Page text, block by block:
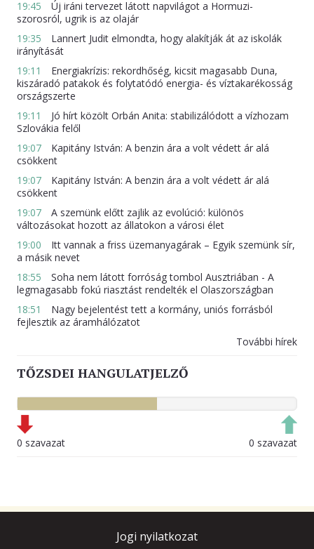
19:45
Új iráni tervezet látott napvilágot a Hormuzi-
szorosról, ugrik is az olajár
19:35
Lannert Judit elmondta, hogy alakítják át az iskolák
irányítását
19:11
Energiakrízis: rekordhőség, kicsit magasabb Duna,
kiszáradó patakok és folytatódó energia- és víztakarékosság
országszerte
19:11
Jó hírt közölt Orbán Anita: stabilizálódott a vízhozam
Szlovákia felől
19:07
Kapitány István: A benzin ára a volt védett ár alá
csökkent
19:07
Kapitány István: A benzin ára a volt védett ár alá
csökkent
19:07
A szemünk előtt zajlik az evolúció: különös
változásokat hozott az állatokon a városi élet
19:00
Itt vannak a friss üzemanyagárak – Egyik szemünk sír,
a másik nevet
18:55
Soha nem látott forróság tombol Ausztriában - A
legmagasabb fokú riasztást rendelték el Olaszországban
18:51
Nagy bejelentést tett a kormány, uniós forrásból
fejlesztik az áramhálózatot
További hírek
TŐZSDEI HANGULATJELZŐ
0 szavazat 0 szavazat
Jogi nyilatkozat